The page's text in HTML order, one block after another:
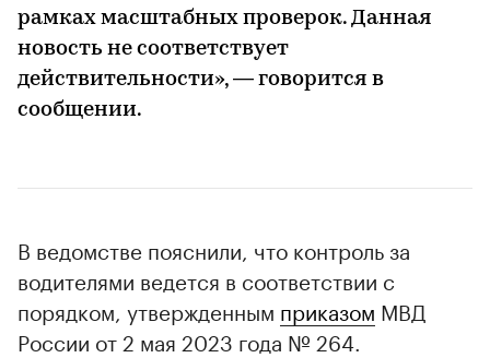
рамках масштабных проверок. Данная
новость не соответствует
действительности», — говорится в
сообщении.
В ведомстве пояснили, что контроль за
водителями ведется в соответствии с
порядком, утвержденным приказом МВД
России от 2 мая 2023 года № 264.